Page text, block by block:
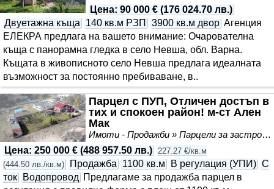
Цена: 90 000 € (176 024.70 лв.)
Двуетажна къща
140 кв.м РЗП 3900 кв.м двор Агенция
ЕЛЕКРА предлага на вашето внимание: Очарователна
къща с панорамна гледка в село Невша, обл. Варна.
Къщата в живописното село Невша предлага идеалната
възможност за постоянно пребиваване, в..
Парцел с ПУП, Отличен достъп в
тих и спокоен район! м-ст Ален
Мак
Имоти - Продажби » Парцели за застрояване, Инвестиционни проекти
Цена: 250 000 € (488 957.50 лв.)
227.27 €/кв.м
(444.50 лв./кв.м) Продажба 1100 кв.м В регулация (УПИ) С
ток
Водопровод Предлагаме за продажба парцел в